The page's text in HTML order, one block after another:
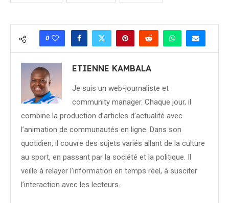
0
ETIENNE KAMBALA
Je suis un web-journaliste et
community manager. Chaque jour, il
combine la production d’articles d’actualité avec
l’animation de communautés en ligne. Dans son
quotidien, il couvre des sujets variés allant de la culture
au sport, en passant par la société et la politique. Il
veille à relayer l’information en temps réel, à susciter
l’interaction avec les lecteurs.